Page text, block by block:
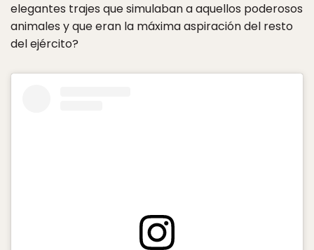
elegantes trajes que simulaban a aquellos poderosos
animales y que eran la máxima aspiración del resto
del ejército?